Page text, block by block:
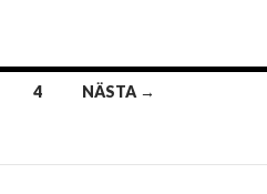
4 NÄSTA →